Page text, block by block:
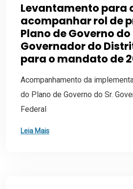
Levantamento para
acompanhar rol de
Plano de Governo do
Governador do
para o mandato de
Acompanhamento da
do Plano de Governo do Sr.
Federal
Leia Mais